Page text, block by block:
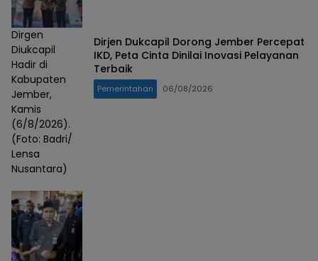
Dirgen
Diukcapil
Hadir di
Kabupaten
Jember,
Kamis
(6/8/2026).
(Foto: Badri/
Lensa
Nusantara)
Dirjen Dukcapil Dorong Jember Percepat
IKD, Peta Cinta Dinilai Inovasi Pelayanan
Terbaik
Pemerintahan 06/08/2026